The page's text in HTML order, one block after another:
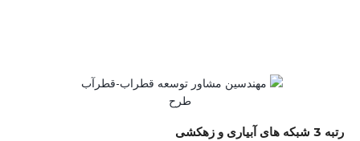
رتبه 3 شبکه های آبیاری و زهکشی